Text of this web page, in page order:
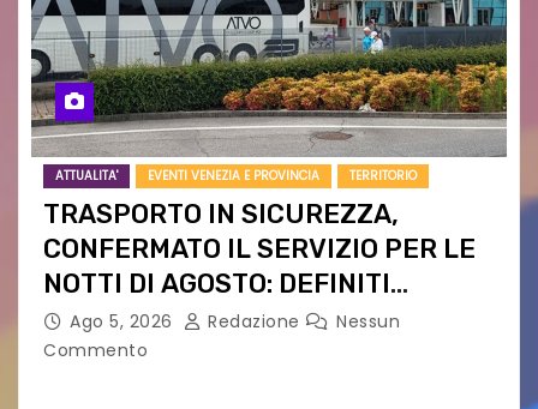
ATTUALITA' EVENTI VENEZIA E PROVINCIA TERRITORIO
TRASPORTO IN SICUREZZA,
CONFERMATO IL SERVIZIO PER LE
NOTTI DI AGOSTO: DEFINITI
PERCORSI, FERMATE E ORARIO
Ago 5, 2026 Redazione
Nessun
Commento